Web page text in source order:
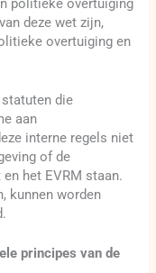
deze wet zijn,
overtuiging en
die
aan
interne regels niet
of de
het EVRM staan.
kunnen worden
principes van de